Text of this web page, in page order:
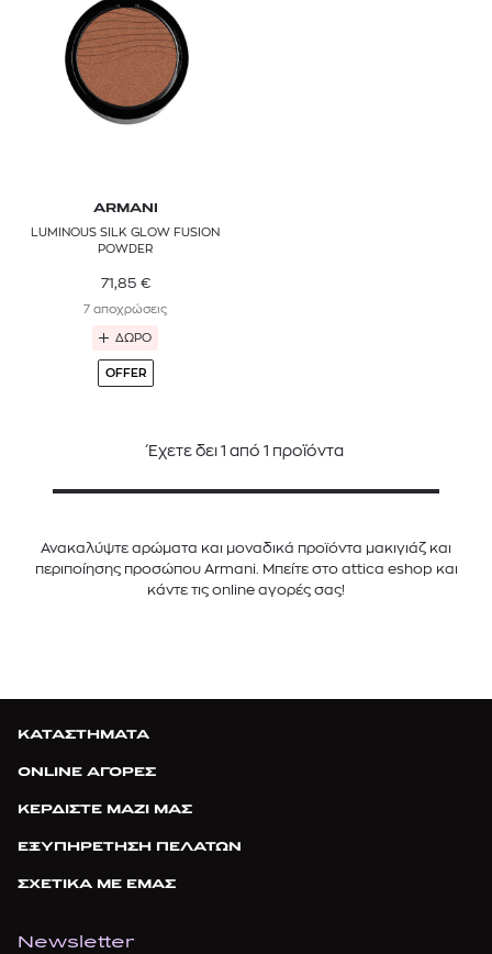
ARMANI
LUMINOUS SILK GLOW FUSION
POWDER
71,85 €
7 αποχρώσεις
ΔΩΡΟ
OFFER
Έχετε δει 1 από 1 προϊόντα
Ανακαλύψτε αρώματα και μοναδικά προϊόντα μακιγιάζ και
περιποίησης προσώπου Armani. Μπείτε στο attica eshop και
κάντε τις online αγορές σας!
ΚΑΤΑΣΤΗΜΑΤΑ
ONLINE ΑΓΟΡΕΣ
ΚΕΡΔΙΣΤΕ ΜΑΖΙ ΜΑΣ
ΕΞΥΠΗΡΕΤΗΣΗ ΠΕΛΑΤΩΝ
ΣΧΕΤΙΚΑ ΜΕ ΕΜΑΣ
Newsletter